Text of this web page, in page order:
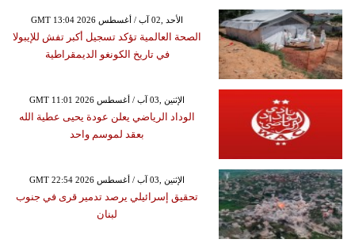
GMT 13:04 2026 الأحد ,02 آب / أغسطس
الصحة العالمية تؤكد تسجيل أكبر تفش للإيبولا
في تاريخ الكونغو الديمقراطية
GMT 11:01 2026 الإثنين ,03 آب / أغسطس
الوداد الرياضي يعلن عودة يحيى عطية الله
بعقد لموسم واحد
GMT 22:54 2026 الإثنين ,03 آب / أغسطس
تحقيق إسرائيلي يرصد تدمير قرى في جنوب
لبنان